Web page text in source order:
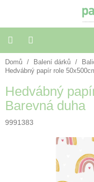
Balení
dárků
Dekorace
a
doplňky
Domů / Balení dárků /
Hedvábný papír role
Hedvábný
Barevná duha
9991383